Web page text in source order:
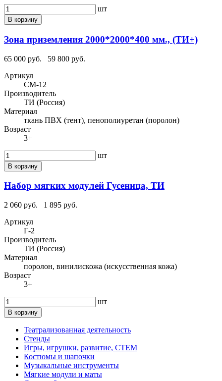
шт
В корзину
Зона приземления 2000*2000*400 мм., (ТИ+)
65 000 руб.
59 800 руб.
Артикул
СМ-12
Производитель
ТИ (Россия)
Материал
ткань ПВХ (тент), пенополиуретан (поролон)
Возраст
3+
шт
В корзину
Набор мягких модулей Гусеница, ТИ
2 060 руб.
1 895 руб.
Артикул
Г-2
Производитель
ТИ (Россия)
Материал
поролон, винилискожа (искусственная кожа)
Возраст
3+
шт
В корзину
Театрализованная деятельность
Стенды
Игры, игрушки, развитие, СТЕМ
Костюмы и шапочки
Музыкальные инструменты
Мягкие модули и маты